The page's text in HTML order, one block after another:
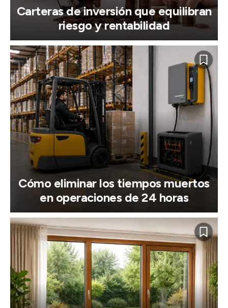
Carteras de inversión que equilibran
riesgo y rentabilidad
Cómo eliminar los tiempos muertos
en operaciones de 24 horas